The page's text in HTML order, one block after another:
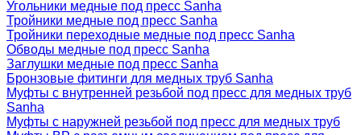
Угольники медные под пресс Sanha
Тройники медные под пресс Sanha
Тройники переходные медные под пресс Sanha
Обводы медные под пресс Sanha
Заглушки медные под пресс Sanha
Бронзовые фитинги для медных труб Sanha
Муфты с внутренней резьбой под пресс для медных труб
Sanha
Муфты с наружней резьбой под пресс для медных труб